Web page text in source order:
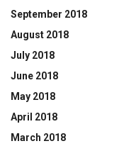
September 2018
August 2018
July 2018
June 2018
May 2018
April 2018
March 2018